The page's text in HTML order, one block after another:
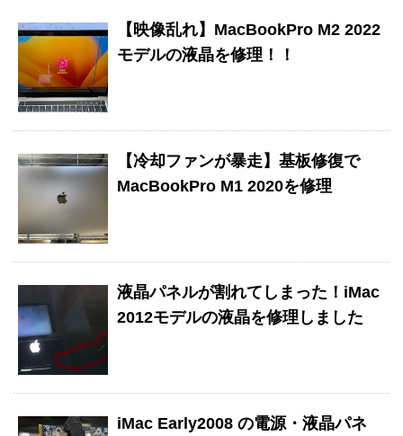
【映像乱れ】MacBookPro M2 2022
モデルの液晶を修理！！
【冷却ファンが暴走】基板修復で
MacBookPro M1 2020を修理
液晶パネルが割れてしまった！iMac
2012モデルの液晶を修理しました
iMac Early2008 の電源・液晶パネ